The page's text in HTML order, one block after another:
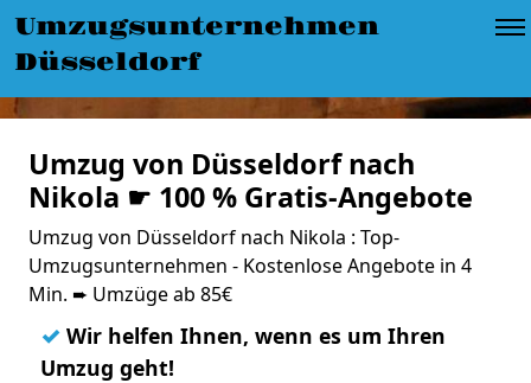
Umzugsunternehmen
Düsseldorf
Umzug von Düsseldorf nach
Nikola ☛ 100 % Gratis-Angebote
Umzug von Düsseldorf nach Nikola : Top-
Umzugsunternehmen - Kostenlose Angebote in 4
Min. ➨ Umzüge ab 85€
✓ Wir helfen Ihnen, wenn es um Ihren
Umzug geht!